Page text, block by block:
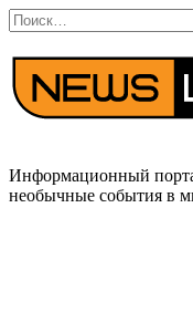
Перейти
к
содержанию
Search
for:
Информационный
необычные события в